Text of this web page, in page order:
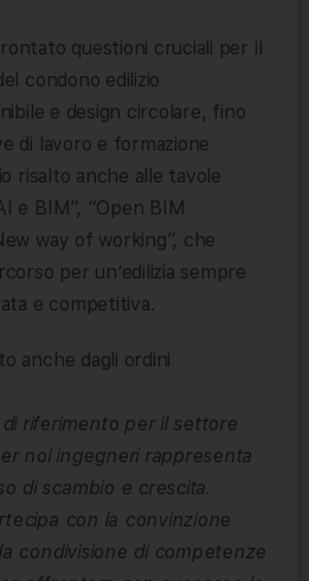
questioni cruciali per il
condono edilizio
e design circolare, fino
di lavoro e formazione
risalto anche alle tavole
e BIM”, “Open BIM
way of working”, che
per un’edilizia sempre
e competitiva.
anche dagli ordini
riferimento per il settore
noi ingegneri rappresenta
di scambio e crescita.
con la convinzione
condivisione di competenze